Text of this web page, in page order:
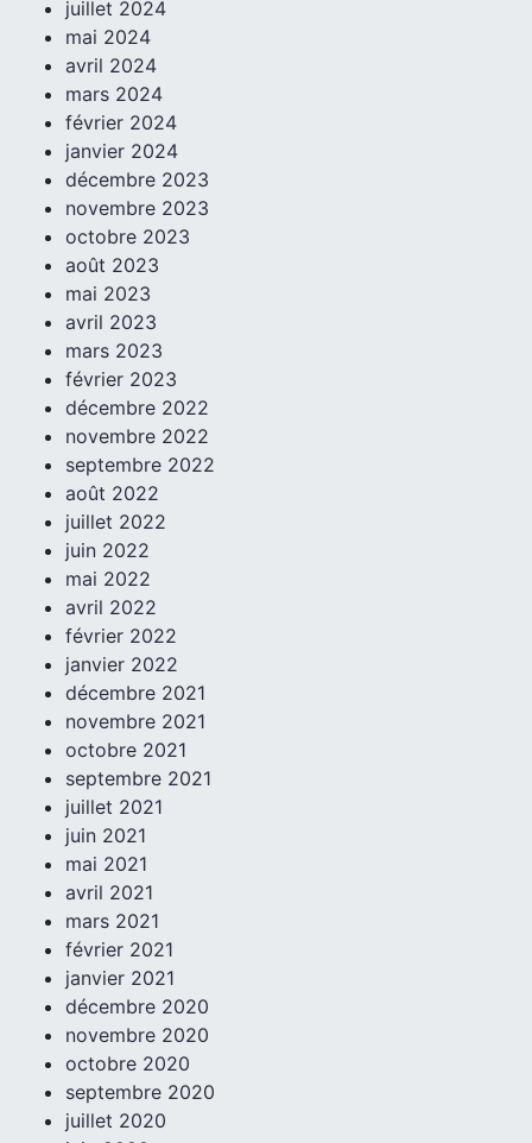
juillet 2024
mai 2024
avril 2024
mars 2024
février 2024
janvier 2024
décembre 2023
novembre 2023
octobre 2023
août 2023
mai 2023
avril 2023
mars 2023
février 2023
décembre 2022
novembre 2022
septembre 2022
août 2022
juillet 2022
juin 2022
mai 2022
avril 2022
février 2022
janvier 2022
décembre 2021
novembre 2021
octobre 2021
septembre 2021
juillet 2021
juin 2021
mai 2021
avril 2021
mars 2021
février 2021
janvier 2021
décembre 2020
novembre 2020
octobre 2020
septembre 2020
juillet 2020